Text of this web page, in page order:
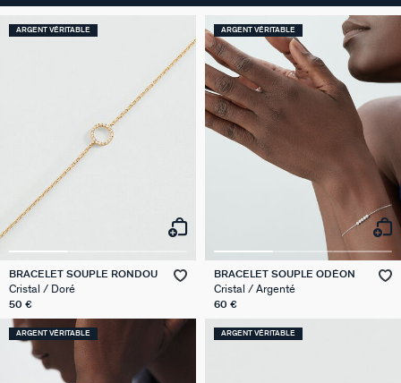
ARGENT VÉRITABLE
BRACELET SOUPLE RONDOU
Cristal / Doré
50 €
ARGENT VÉRITABLE
BRACELET SOUPLE ODÉON
Cristal / Argenté
60 €
ARGENT VÉRITABLE ARGENT VÉRITABLE